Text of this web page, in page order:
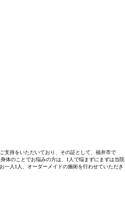
支持をいただいており、その証として、福井市で
体のことでお悩みの方は、1人で悩まずにまずは当院
一人1人、オーダーメイドの施術を行わせていただき